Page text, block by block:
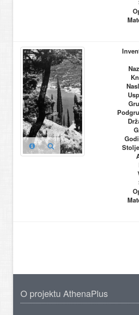
O projektu AthenaPlus